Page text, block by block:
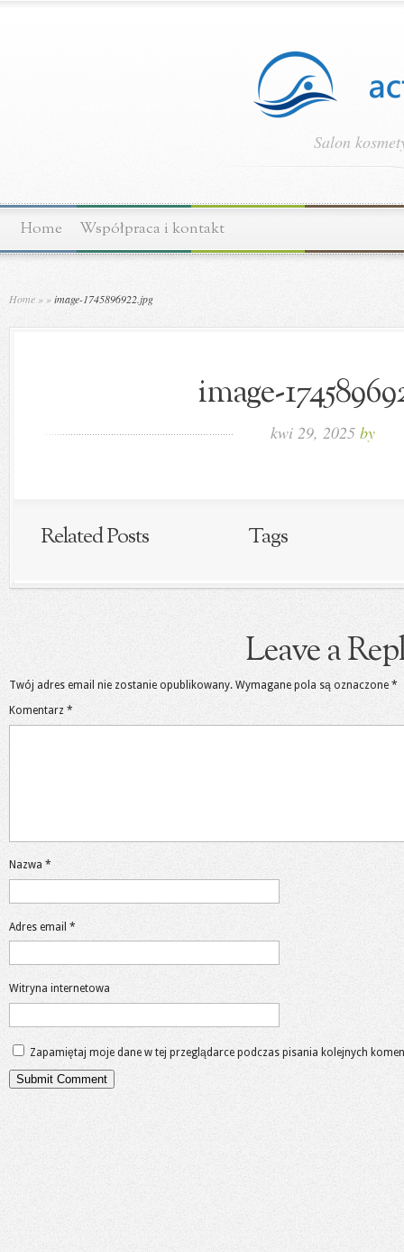
Salon
Home Współpraca i kontakt
Home » »image-1745896922.jpg
image-
kwi 29, 2025 by
Related Posts Tags
Leave a
Twój adres email nie zostanie opublikowany. Wymagane pola są oznaczone *
Komentarz *
Nazwa *
Adres email *
Witryna internetowa
Zapamiętaj moje dane w tej przeglądarce podczas pisania kolejnych